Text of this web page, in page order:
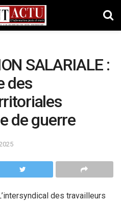
SALARIALE :
des
de guerre
des travailleurs